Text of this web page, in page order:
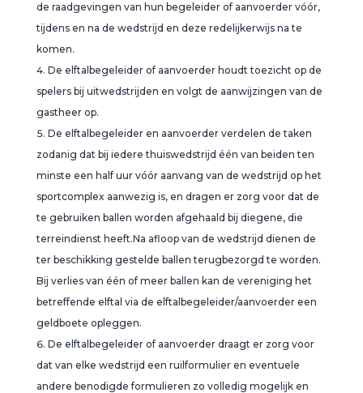
de raadgevingen van hun begeleider of aanvoerder vóór,
tijdens en na de wedstrijd en deze redelijkerwijs na te
komen.
De elftalbegeleider of aanvoerder houdt toezicht op de
spelers bij uitwedstrijden en volgt de aanwijzingen van de
gastheer op.
De elftalbegeleider en aanvoerder verdelen de taken
zodanig dat bij iedere thuiswedstrijd één van beiden ten
minste een half uur vóór aanvang van de wedstrijd op het
sportcomplex aanwezig is, en dragen er zorg voor dat de
te gebruiken ballen worden afgehaald bij diegene, die
terreindienst heeft.Na afloop van de wedstrijd dienen de
ter beschikking gestelde ballen terugbezorgd te worden.
Bij verlies van één of meer ballen kan de vereniging het
betreffende elftal via de elftalbegeleider/aanvoerder een
geldboete opleggen.
De elftalbegeleider of aanvoerder draagt er zorg voor
dat van elke wedstrijd een ruilformulier en eventuele
andere benodigde formulieren zo volledig mogelijk en